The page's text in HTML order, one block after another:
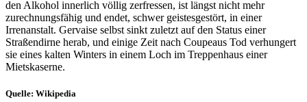
den Alkohol innerlich völlig zerfressen, ist längst nicht mehr
zurechnungsfähig und endet, schwer geistesgestört, in einer
Irrenanstalt. Gervaise selbst sinkt zuletzt auf den Status einer
Straßendirne herab, und einige Zeit nach Coupeaus Tod verhungert
sie eines kalten Winters in einem Loch im Treppenhaus einer
Mietskaserne.
Quelle: Wikipedia